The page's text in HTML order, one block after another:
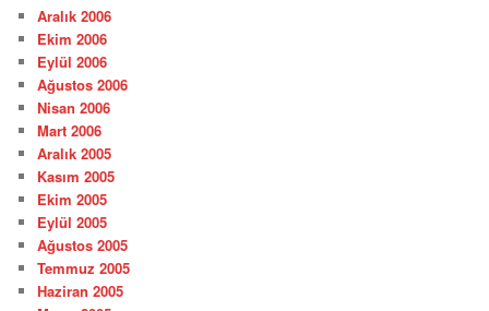
Aralık 2006
Ekim 2006
Eylül 2006
Ağustos 2006
Nisan 2006
Mart 2006
Aralık 2005
Kasım 2005
Ekim 2005
Eylül 2005
Ağustos 2005
Temmuz 2005
Haziran 2005